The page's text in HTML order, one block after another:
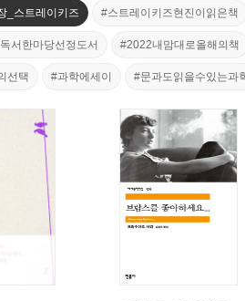
_스트레이키즈 #스트레이키즈현진이읽은책
서한마당선정도서 #2022내맘대로올해의책
선택 #과학에세이 #문과도읽을수있는과